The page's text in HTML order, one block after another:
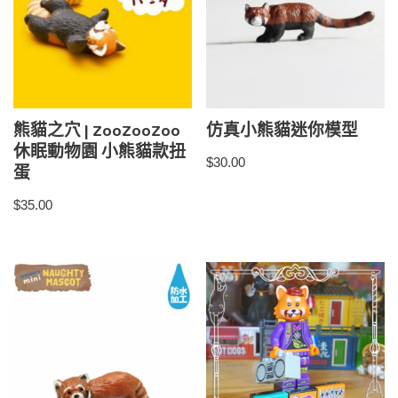
熊貓之穴 | ZooZooZoo
休眠動物園 小熊貓款扭
蛋
$35.00
仿真小熊貓迷你模型
$30.00